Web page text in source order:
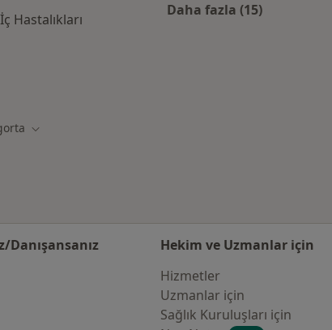
Hastalıkları
Daha fazla (15)
Şehir değiştir
Danışansanız
Hekim ve Uzmanlar için
Hizmetler
Uzmanlar için
Sağlık Kuruluşları için